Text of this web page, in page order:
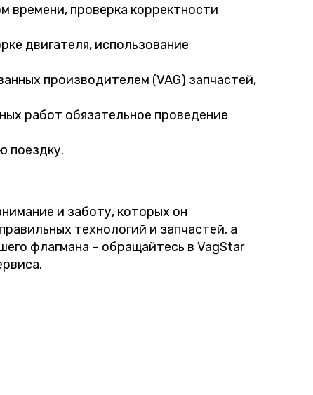
времени, проверка корректности
двигателя, использование
производителем (VAG) запчастей,
работ обязательное проведение
поездку.
и заботу, которых он
технологий и запчастей, а
флагмана – обращайтесь в VagStar